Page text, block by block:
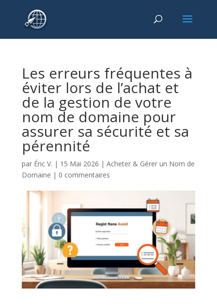
Les erreurs fréquentes à
éviter lors de l’achat et
de la gestion de votre
nom de domaine pour
assurer sa sécurité et sa
pérennité
par Éric V. | 15 Mai 2026 | Acheter & Gérer un Nom de
Domaine | 0 commentaires